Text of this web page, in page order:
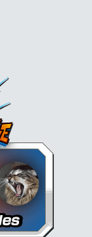
x Dragon